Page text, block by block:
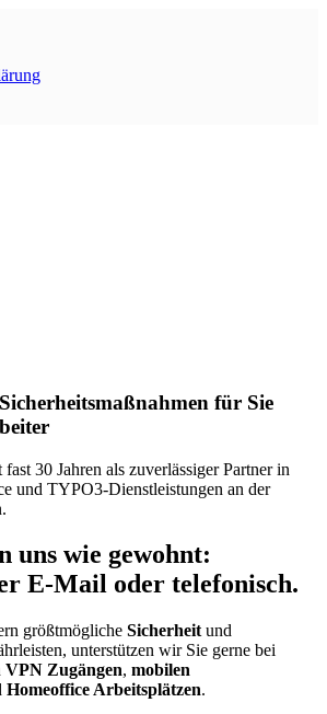
für Sie
30 Jahren als zuverlässiger Partner in
und TYPO3-Dienstleistungen an der
uns wie gewohnt:
E-Mail oder telefonisch.
größtmögliche Sicherheit und
unterstützen wir Sie gerne bei
VPN Zugängen, mobilen
Homeoffice Arbeitsplätzen.